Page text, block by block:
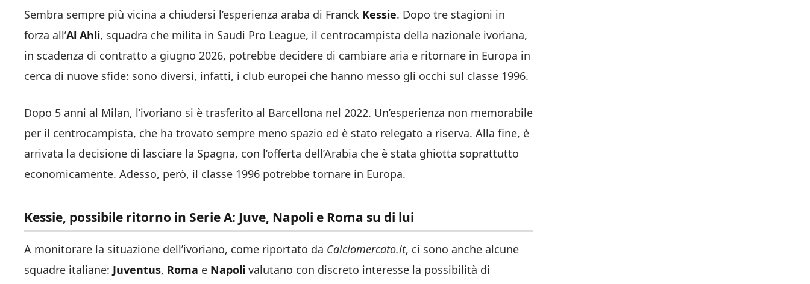
Sembra sempre più vicina a chiudersi l’esperienza araba di Franck Kessie. Dopo tre stagioni in
forza all’Al Ahli, squadra che milita in Saudi Pro League, il centrocampista della nazionale ivoriana,
in scadenza di contratto a giugno 2026, potrebbe decidere di cambiare aria e ritornare in Europa in
cerca di nuove sfide: sono diversi, infatti, i club europei che hanno messo gli occhi sul classe 1996.
Dopo 5 anni al Milan, l’ivoriano si è trasferito al Barcellona nel 2022. Un’esperienza non memorabile
per il centrocampista, che ha trovato sempre meno spazio ed è stato relegato a riserva. Alla fine, è
arrivata la decisione di lasciare la Spagna, con l’offerta dell’Arabia che è stata ghiotta soprattutto
economicamente. Adesso, però, il classe 1996 potrebbe tornare in Europa.
Kessie, possibile ritorno in Serie A: Juve, Napoli e Roma su di lui
A monitorare la situazione dell’ivoriano, come riportato da Calciomercato.it, ci sono anche alcune
squadre italiane: Juventus, Roma e Napoli valutano con discreto interesse la possibilità di